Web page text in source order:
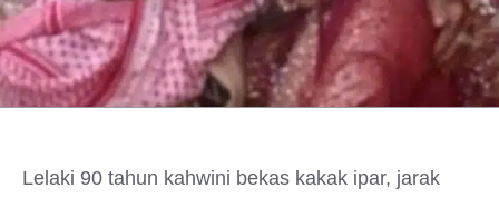
Lelaki 90 tahun kahwini bekas kakak ipar, jarak